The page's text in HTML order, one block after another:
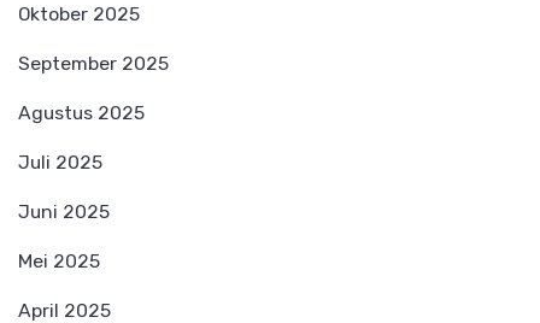
Oktober 2025
September 2025
Agustus 2025
Juli 2025
Juni 2025
Mei 2025
April 2025